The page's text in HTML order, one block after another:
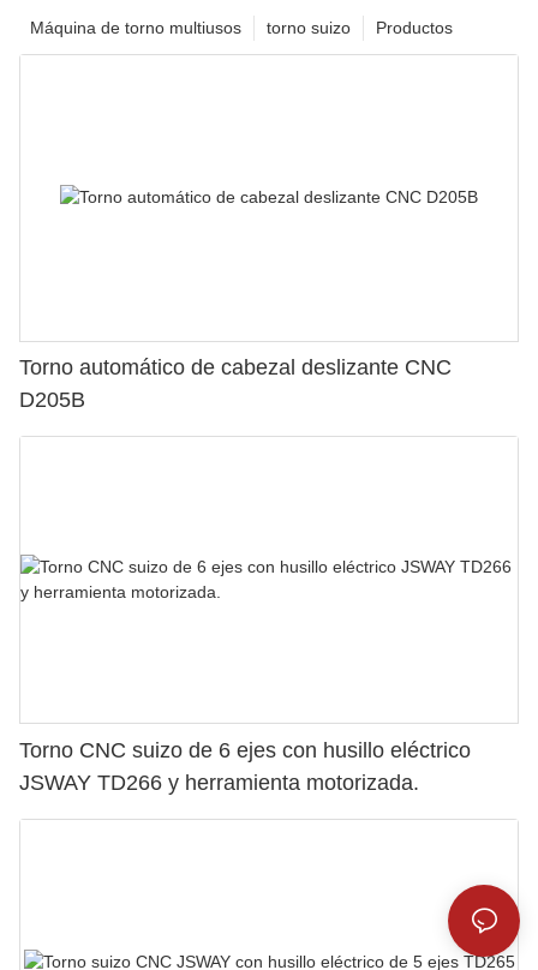
Productos
torno suizo
Máquina de torno multiusos
Torno automático de cabezal deslizante CNC
D205B
Torno CNC suizo de 6 ejes con husillo eléctrico
JSWAY TD266 y herramienta motorizada.